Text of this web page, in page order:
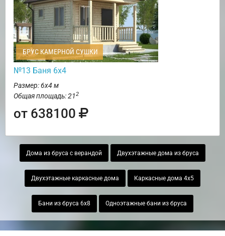
БРУС КАМЕРНОЙ СУШКИ
№13 Баня 6х4
Размер: 6х4 м
Общая площадь: 212
от 638100
Дома из бруса с верандой Двухэтажные дома из бруса
Двухэтажные каркасные дома Каркасные дома 4х5
Бани из бруса 6х8 Одноэтажные бани из бруса